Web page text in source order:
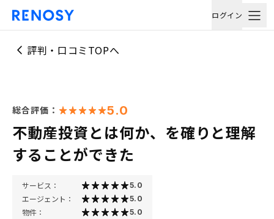
ログイン
評判・口コミTOPへ
総合評価： 5.0
不動産投資とは何か、を確りと理解
することができた
サービス： 5.0
エージェント： 5.0
物件： 5.0